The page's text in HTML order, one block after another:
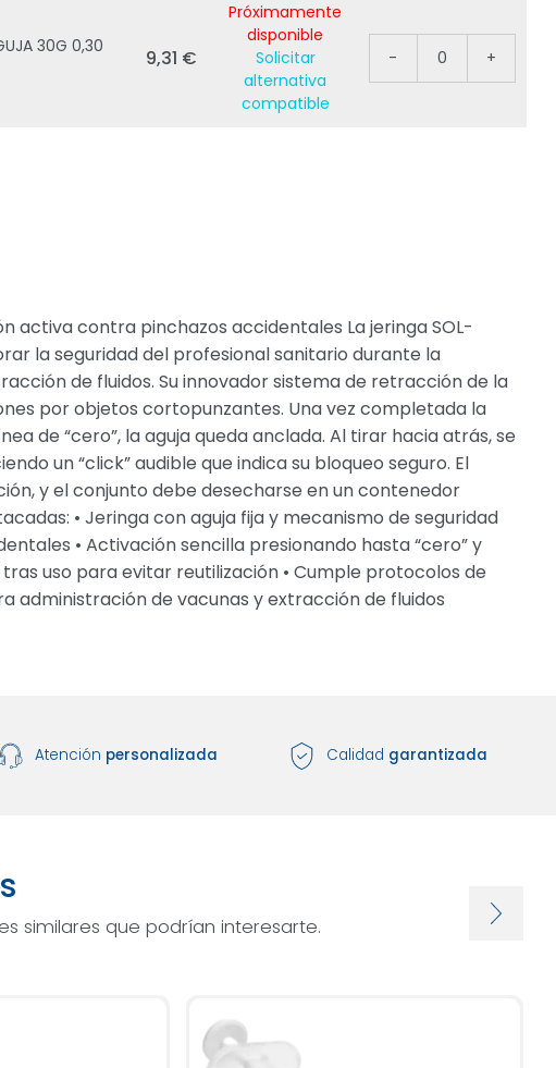
30G 0,30
9,31 €
Próximamente
disponible
Solicitar
alternativa
compatible
- 0 +
activa contra pinchazos accidentales La jeringa SOL-
la seguridad del profesional sanitario durante la
de fluidos. Su innovador sistema de retracción de la
por objetos cortopunzantes. Una vez completada la
de “cero”, la aguja queda anclada. Al tirar hacia atrás, se
un “click” audible que indica su bloqueo seguro. El
y el conjunto debe desecharse en un contenedor
• Jeringa con aguja fija y mecanismo de seguridad
• Activación sencilla presionando hasta “cero” y
uso para evitar reutilización • Cumple protocolos de
administración de vacunas y extracción de fluidos
Atención personalizada Calidad garantizada
similares que podrían interesarte.